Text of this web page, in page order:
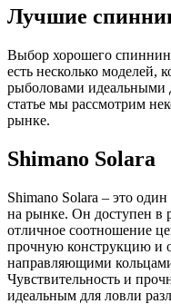
Лучшие
Выбор хорошего
есть несколько моделей,
рыболовами идеальными
статье мы рассмотрим
рынке.
Shimano Solara
Shimano Solara – это
на рынке. Он доступен в
отличное соотношение
прочную конструкцию и
направляющими
Чувствительность и
идеальным для ловли